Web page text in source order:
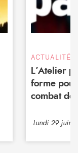
ACTUALITÉS
L’Atelier
forme
combat de
Lundi 29 juin